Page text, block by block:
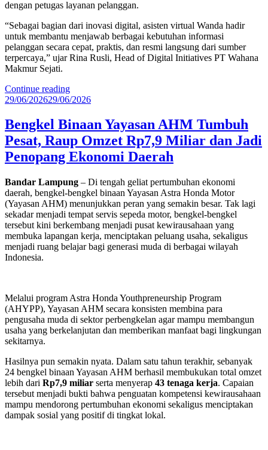
dengan petugas layanan pelanggan.
“Sebagai bagian dari inovasi digital, asisten virtual Wanda hadir
untuk membantu menjawab berbagai kebutuhan informasi
pelanggan secara cepat, praktis, dan resmi langsung dari sumber
terpercaya,” ujar Rina Rusli, Head of Digital Initiatives PT Wahana
Makmur Sejati.
Continue reading“Wanda
Jadi
Andalan
Pemilik
Motor
Honda,
Informasi
hingga
Promo
Bisa
Diakses
24
Jam”
Posted
29/06/202629/06/2026
Bengkel Binaan Yayasan AHM Tumbuh
Pesat, Raup Omzet Rp7,9 Miliar dan Jadi
Penopang Ekonomi Daerah
Bandar Lampung – Di tengah geliat pertumbuhan ekonomi
daerah, bengkel-bengkel binaan Yayasan Astra Honda Motor
(Yayasan AHM) menunjukkan peran yang semakin besar. Tak lagi
sekadar menjadi tempat servis sepeda motor, bengkel-bengkel
tersebut kini berkembang menjadi pusat kewirausahaan yang
membuka lapangan kerja, menciptakan peluang usaha, sekaligus
menjadi ruang belajar bagi generasi muda di berbagai wilayah
Indonesia.
Melalui program Astra Honda Youthpreneurship Program
(AHYPP), Yayasan AHM secara konsisten membina para
pengusaha muda di sektor perbengkelan agar mampu membangun
usaha yang berkelanjutan dan memberikan manfaat bagi lingkungan
sekitarnya.
Hasilnya pun semakin nyata. Dalam satu tahun terakhir, sebanyak
24 bengkel binaan Yayasan AHM berhasil membukukan total omzet
lebih dari Rp7,9 miliar serta menyerap 43 tenaga kerja. Capaian
tersebut menjadi bukti bahwa penguatan kompetensi kewirausahaan
mampu mendorong pertumbuhan ekonomi sekaligus menciptakan
dampak sosial yang positif di tingkat lokal.